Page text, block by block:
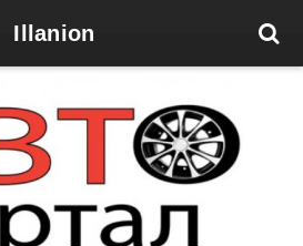
Illanion